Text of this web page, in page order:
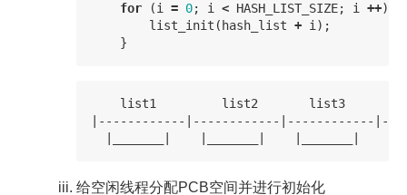
for (i = 0; i < HASH_LIST_SIZE; i ++)
list_init ( hash_list + i );
}
list1         list2       list3
|------------|------------|------------
给空闲线程分配PCB空间并进行初始化